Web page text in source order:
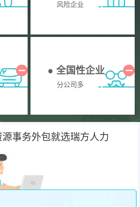
风险企业
● 全国性企业
分公司多
事务外包就选瑞方人力